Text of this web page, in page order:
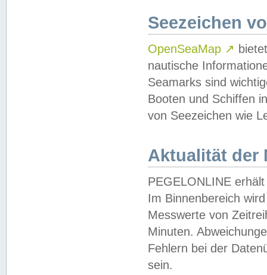
Seezeichen
OpenSeaMap ↗
nautische
Seamarks sind
Booten und Schiffen
von Seezeichen wie
Aktualität der
PEGELONLINE
Im Binnenbereich
Messwerte von
Minuten.
Fehlern bei der
sein.